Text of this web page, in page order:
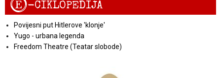
E-CIKLOPEDIJA
Povijesni put Hitlerove 'klonje'
Yugo - urbana legenda
Freedom Theatre (Teatar slobode)